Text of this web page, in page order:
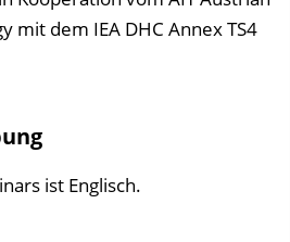
e
mit dem IEA DHC Annex TS4
ist Englisch.